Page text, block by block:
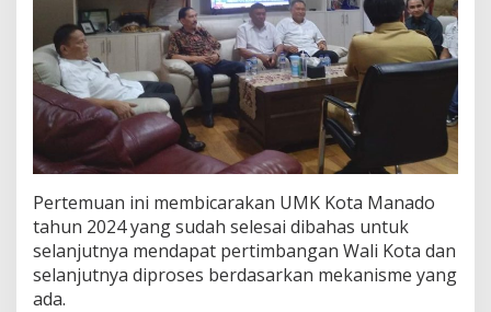
Pertemuan ini membicarakan UMK Kota Manado
tahun 2024 yang sudah selesai dibahas untuk
selanjutnya mendapat pertimbangan Wali Kota dan
selanjutnya diproses berdasarkan mekanisme yang
ada.